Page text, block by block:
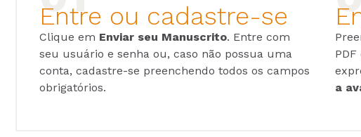
Entre ou cadastre-se
Clique em Enviar seu Manuscrito. Entre com
seu usuário e senha ou, caso não possua uma
conta, cadastre-se preenchendo todos os campos
obrigatórios.
a